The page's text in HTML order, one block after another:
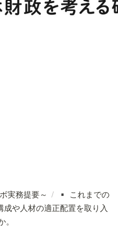
実務提要～ / ▪️
これまでの
成や人材の適正配置を取り入